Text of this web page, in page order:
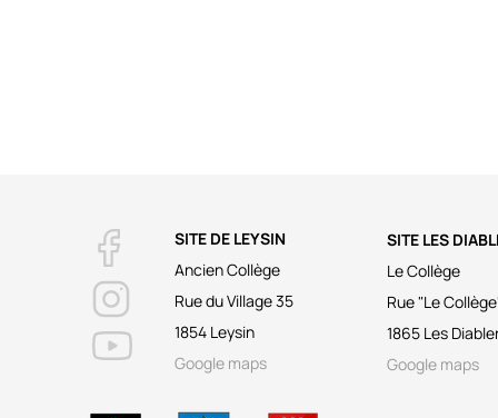
SITE DE LEYSIN
Ancien Collège
Rue du Village 35
1854 Leysin
Google maps
SITE LES
Le Collège
Rue "Le
1865 Les
Google maps